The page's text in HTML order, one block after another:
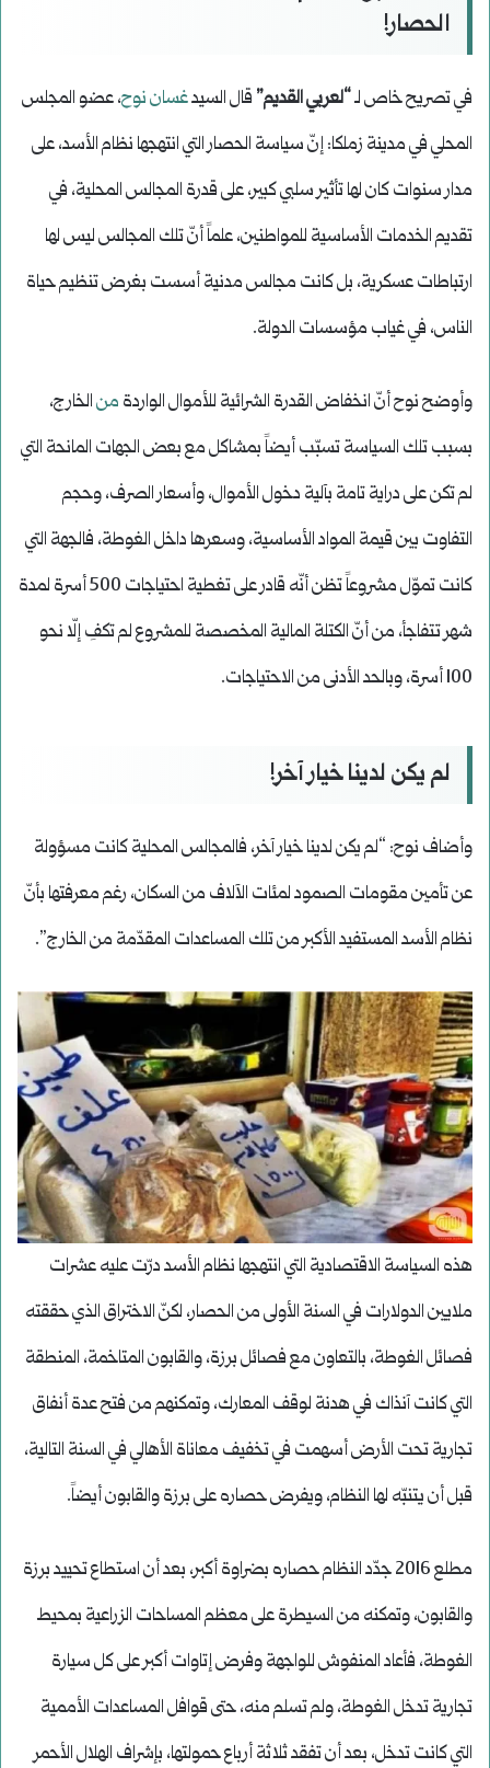
الحصار!
في تصريح خاص لـ“لعربي القديم” قال السيدغسان نوح، عضو المجلس
المحلي في مدينة زملكا: إنّ سياسة الحصار التي انتهجها نظام الأسد، على
مدار سنوات كان لها تأثير سلبي كبير، على قدرة المجالس المحلية، في
تقديم الخدمات الأساسية للمواطنين، علماً أنّ تلك المجالس ليس لها
ارتباطات عسكرية، بل كانت مجالس مدنية أسست بغرض تنظيم حياة
الناس، في غياب مؤسسات الدولة.
وأوضح نوح أنّ انخفاض القدرة الشرائية للأموال الواردة منالخارج،
بسبب تلك السياسة تسبّب أيضاً بمشاكل مع بعض الجهات المانحة التي
لم تكن على دراية تامة بآلية دخول الأموال، وأسعار الصرف، وحجم
التفاوت بين قيمة المواد الأساسية، وسعرها داخل الغوطة، فالجهة التي
كانت تموّل مشروعاً تظن أنّه قادر على تغطية احتياجات 500 أسرة لمدة
شهر تتفاجأ، من أنّ الكتلة المالية المخصصة للمشروع لم تكفِ إلّا نحو
100 أسرة، وبالحد الأدنى من الاحتياجات.
لم يكن لدينا خيار آخر!
وأضاف نوح: “لم يكن لدينا خيار آخر، فالمجالس المحلية كانت مسؤولة
عن تأمين مقومات الصمود لمئات الآلاف من السكان، رغم معرفتها بأنّ
نظام الأسد المستفيد الأكبر من تلك المساعدات المقدّمة من الخارج”.
هذه السياسة الاقتصادية التي انتهجها نظام الأسد درّت عليه عشرات
ملايين الدولارات في السنة الأولى من الحصار، لكنّ الاختراق الذي حققته
فصائل الغوطة، بالتعاون مع فصائل برزة، والقابون المتاخمة، المنطقة
التي كانت آنذاك في هدنة لوقف المعارك، وتمكنهم من فتح عدة أنفاق
تجارية تحت الأرض أسهمت في تخفيف معاناة الأهالي في السنة التالية،
قبل أن يتنبّه لها النظام، ويفرض حصاره على برزة والقابون أيضاً.
مطلع 2016 جدّد النظام حصاره بضراوة أكبر، بعد أن استطاع تحييد برزة
والقابون، وتمكنه من السيطرة على معظم المساحات الزراعية بمحيط
الغوطة، فأعاد المنفوش للواجهة وفرض إتاوات أكبر على كل سيارة
تجارية تدخل الغوطة، ولم تسلم منه، حتى قوافل المساعدات الأممية
التي كانت تدخل، بعد أن تفقد ثلاثة أرباع حمولتها، بإشراف الهلال الأحمر